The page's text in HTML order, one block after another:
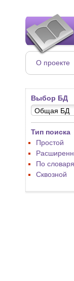
О проекте
Выбор БД
Общая БД
Тип поиска
Простой
По
Сквозной